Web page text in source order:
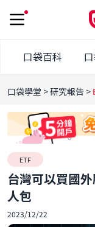
口袋百科
口袋學堂 研究報告
ETF
台灣可以買國
人包
2023/12/22